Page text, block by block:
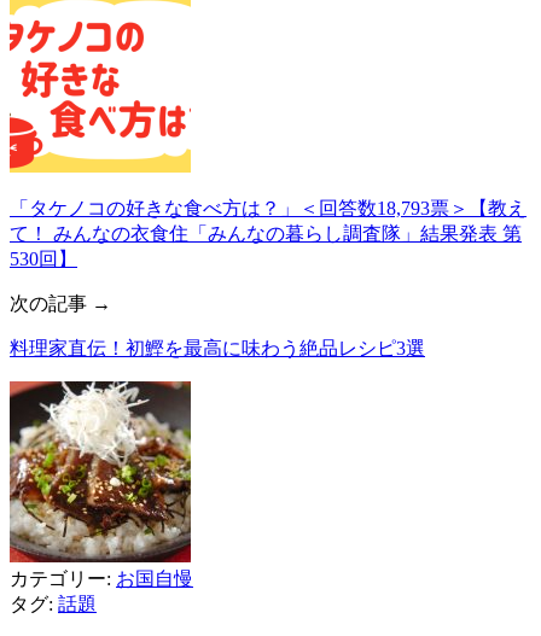
「タケノコの好きな食べ方は？」＜回答数18,793票＞【教え
て！ みんなの衣食住「みんなの暮らし調査隊」結果発表 第
530回】
次の記事 →
料理家直伝！初鰹を最高に味わう絶品レシピ3選
カテゴリー: お国自慢
タグ: 話題